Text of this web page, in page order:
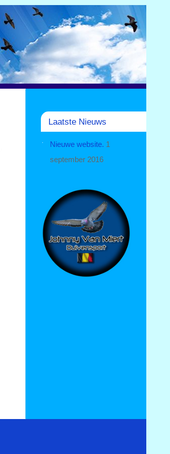
Laatste Nieuws
Nieuwe website. 1
september 2016